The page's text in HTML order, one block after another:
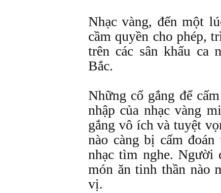
Nhạc vàng, đến một
cầm quyền cho phép,
trên các sân khấu ca
Bắc.
Những cố gắng để
nhập của nhạc vàng
gắng vô ích và tuyệt
nào càng bị cấm
nhạc tìm nghe. Người
món ăn tinh thần nào
vị.